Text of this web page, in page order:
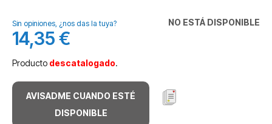
de
la
galería
imágenes
NO ESTÁ DISPONIBLE
Sin opiniones, ¿nos das la tuya?
14,35 €
Producto descatalogado.
AVISADME CUANDO ESTÉ
DISPONIBLE